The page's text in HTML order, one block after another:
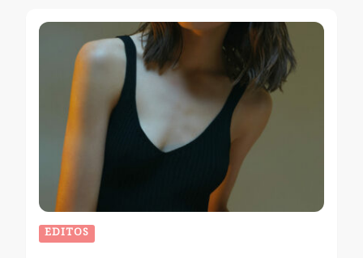
EDITOS